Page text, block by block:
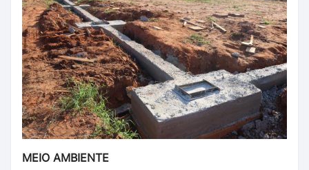
MEIO AMBIENTE